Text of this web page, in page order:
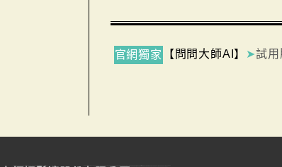
官網獨家 【問問大師AI】 ➤試用